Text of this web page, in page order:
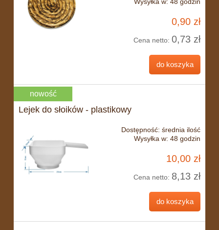
0,90 zł
Cena netto: 0,73 zł
do koszyka
Lejek do słoików - plastikowy
Dostępność: średnia ilość
Wysyłka w: 48 godzin
10,00 zł
Cena netto: 8,13 zł
do koszyka
nowość